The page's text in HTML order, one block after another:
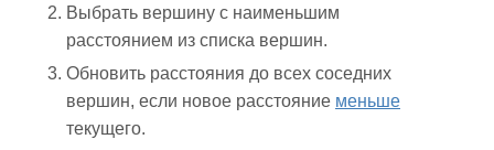
Выбрать вершину с наименьшим
расстоянием из списка вершин.
Обновить расстояния до всех соседних
вершин, если новое расстояние меньше
текущего.